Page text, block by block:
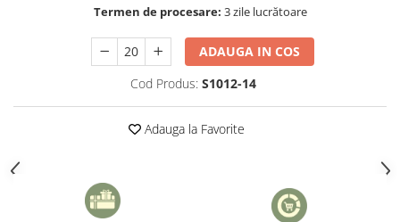
Termen de procesare: 3 zile lucrătoare
ADAUGA IN COS
Cod Produs: S1012-14
Adauga la Favorite